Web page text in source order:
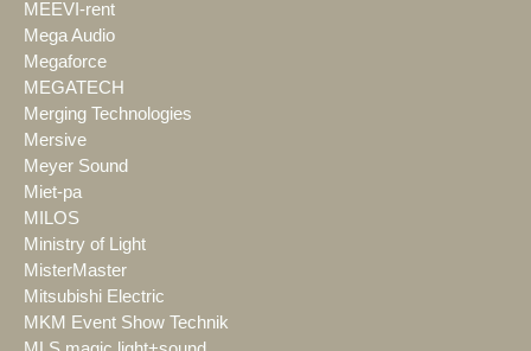
MEEVI-rent
Mega Audio
Megaforce
MEGATECH
Merging Technologies
Mersive
Meyer Sound
Miet-pa
MILOS
Ministry of Light
MisterMaster
Mitsubishi Electric
MKM Event Show Technik